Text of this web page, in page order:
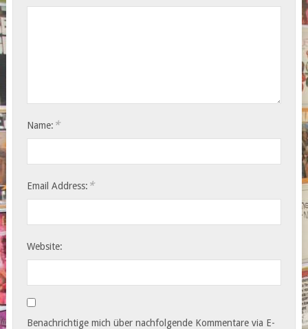
Name: *
Email Address: *
Website:
Benachrichtige mich über nachfolgende Kommentare via E-